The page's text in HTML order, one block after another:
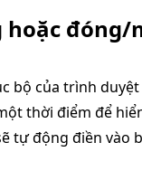
hoặc
của trình
thời điểm để
tự động điền